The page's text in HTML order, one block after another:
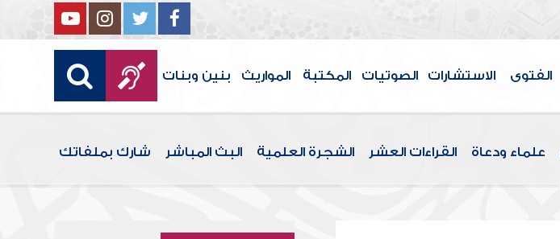
الفتوى الاستشارات الصوتيات المكتبة المواريث بنين وبنات
علماء ودعاة القراءات العشر الشجرة العلمية البث المباشر شارك بملفاتك